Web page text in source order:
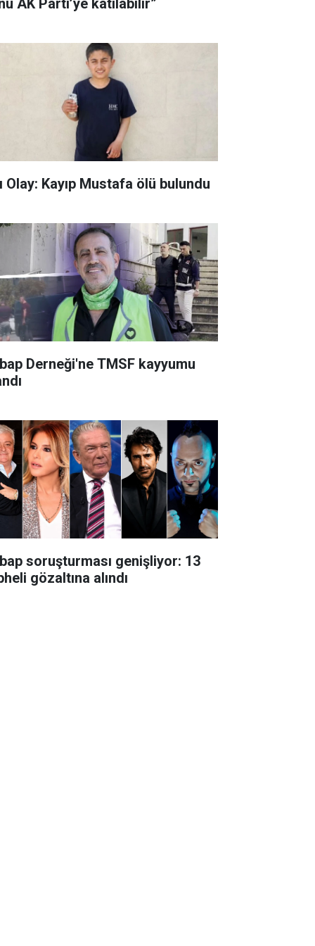
AK Parti’ye katılabilir”
Olay: Kayıp Mustafa ölü bulundu
Derneği'ne TMSF kayyumu
soruşturması genişliyor: 13
gözaltına alındı